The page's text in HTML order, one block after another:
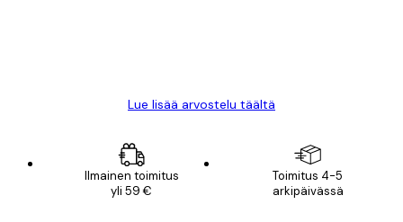
Lue lisää arvostelu täältä
Ilmainen toimitus
yli 59 €
Toimitus 4-5
arkipäivässä